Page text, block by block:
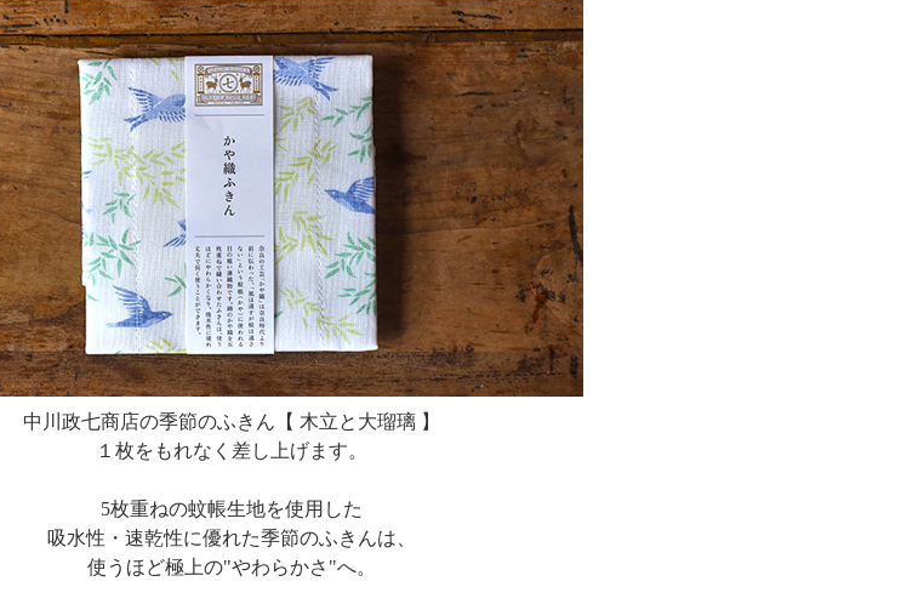
中川政七商店の季節のふきん【 木立と大瑠璃 】
１枚をもれなく差し上げます。
5枚重ねの蚊帳生地を使用した
吸水性・速乾性に優れた季節のふきんは、
使うほど極上の"やわらかさ"へ。